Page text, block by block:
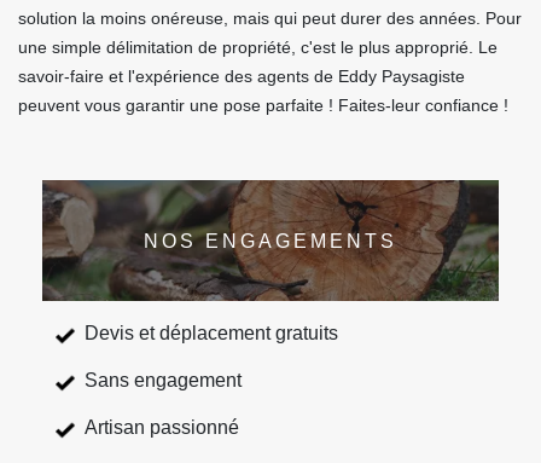
solution la moins onéreuse, mais qui peut durer des années. Pour
une simple délimitation de propriété, c'est le plus approprié. Le
savoir-faire et l'expérience des agents de Eddy Paysagiste
peuvent vous garantir une pose parfaite ! Faites-leur confiance !
NOS ENGAGEMENTS
Devis et déplacement gratuits
Sans engagement
Artisan passionné